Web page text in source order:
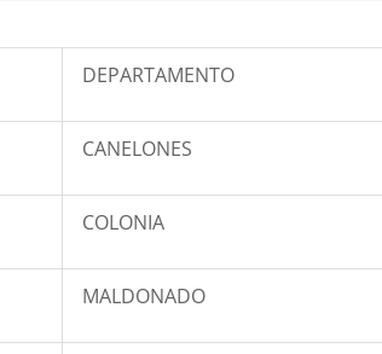
DEPARTAMENTO
CANELONES
COLONIA
MALDONADO